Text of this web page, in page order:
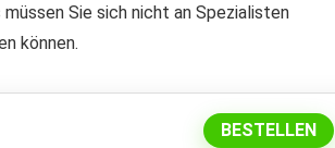
Sie sich nicht an Spezialisten
können.
BESTELLEN